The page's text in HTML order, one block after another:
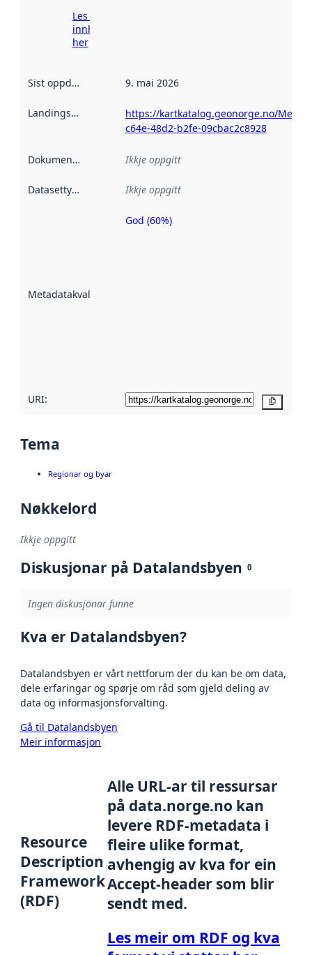
Les meir om
innhenting
her
Sist oppdatert 9. mai 2026
Landingsside
https://kartkatalog.geonorge.no/
c64e-48d2-b2fe-09cbac2c8928
Dokumentasjon Ikkje oppgitt
Datasettype Ikkje oppgitt
Metadatakvalitet
Metadatakvalitet
God (60%)
URI:
Tema
Regionar og byar
Nøkkelord
Ikkje oppgitt
Diskusjonar på Datalandsbyen 0
Ingen diskusjonar funne
Kva er Datalandsbyen?
Datalandsbyen er vårt nettforum der du kan be om data,
dele erfaringar og spørje om råd som gjeld deling av
data og informasjonsforvalting.
Gå til Datalandsbyen
Meir informasjon
Resource
Description
Framework
(RDF)
Alle URL-ar til ressursar
på data.norge.no kan
levere RDF-metadata i
fleire ulike format,
avhengig av kva for ein
Accept-header som blir
sendt med.
Les meir om RDF og kva